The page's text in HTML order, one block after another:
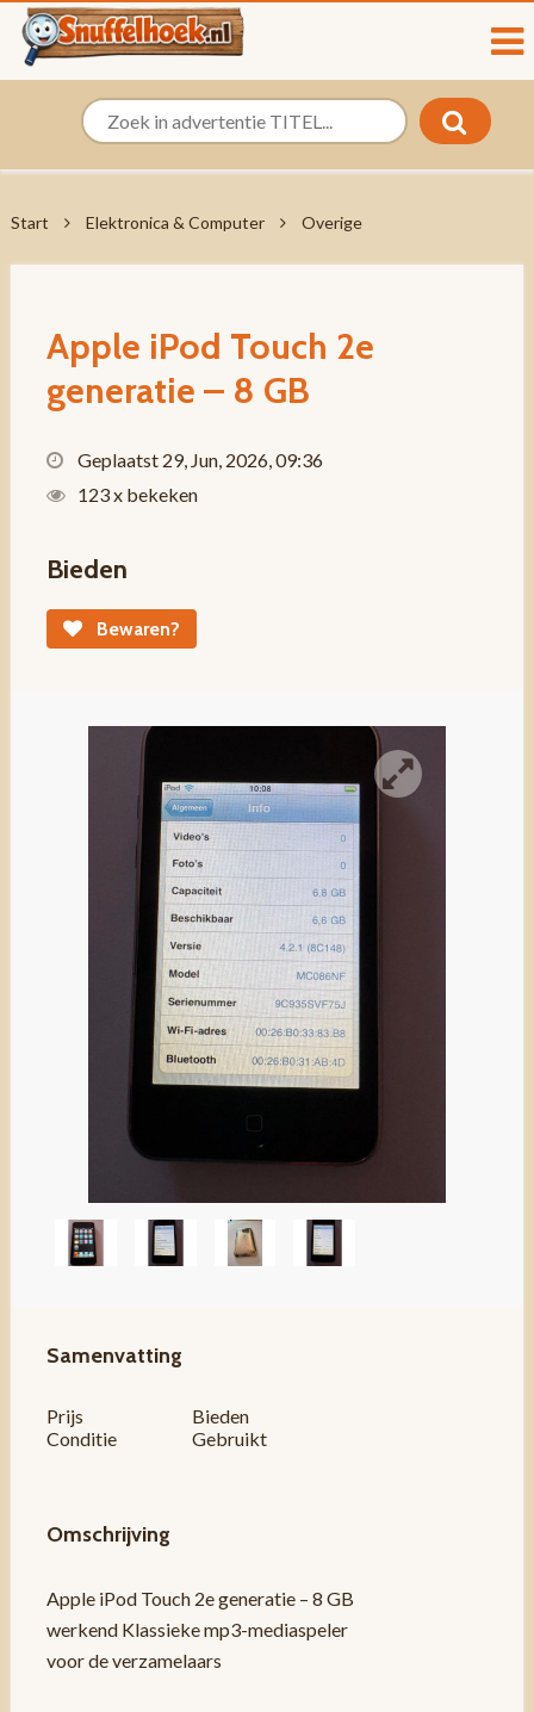
Start Elektronica & Computer Overige
Apple iPod Touch 2e
generatie – 8 GB
Geplaatst 29, Jun, 2026, 09:36
123 x bekeken
Bieden
Bewaren?
Samenvatting
Prijs
Bieden
Conditie
Gebruikt
Omschrijving
Apple iPod Touch 2e generatie – 8 GB
werkend Klassieke mp3-mediaspeler
voor de verzamelaars